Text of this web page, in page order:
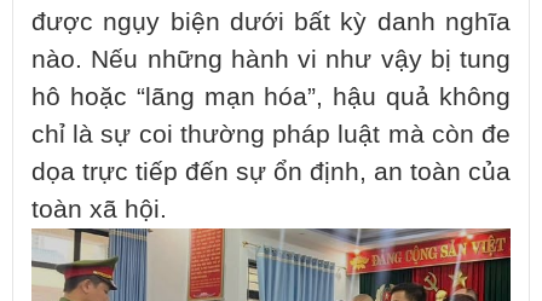
được ngụy biện dưới bất kỳ danh nghĩa
nào. Nếu những hành vi như vậy bị tung
hô hoặc “lãng mạn hóa”, hậu quả không
chỉ là sự coi thường pháp luật mà còn đe
dọa trực tiếp đến sự ổn định, an toàn của
toàn xã hội.